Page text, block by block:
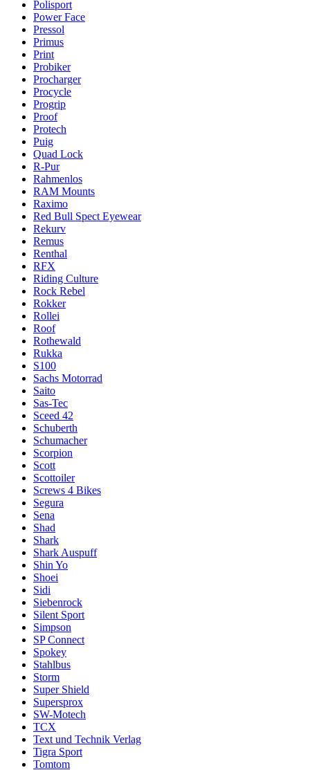
Polisport
Power Face
Pressol
Primus
Print
Probiker
Procharger
Procycle
Progrip
Proof
Protech
Puig
Quad Lock
R-Pur
Rahmenlos
RAM Mounts
Raximo
Red Bull Spect Eyewear
Rekurv
Remus
Renthal
RFX
Riding Culture
Rock Rebel
Rokker
Rollei
Roof
Rothewald
Rukka
S100
Sachs Motorrad
Saito
Sas-Tec
Sceed 42
Schuberth
Schumacher
Scorpion
Scott
Scottoiler
Screws 4 Bikes
Segura
Sena
Shad
Shark
Shark Auspuff
Shin Yo
Shoei
Sidi
Siebenrock
Silent Sport
Simpson
SP Connect
Spokey
Stahlbus
Storm
Super Shield
Supersprox
SW-Motech
TCX
Text und Technik Verlag
Tigra Sport
Tomtom